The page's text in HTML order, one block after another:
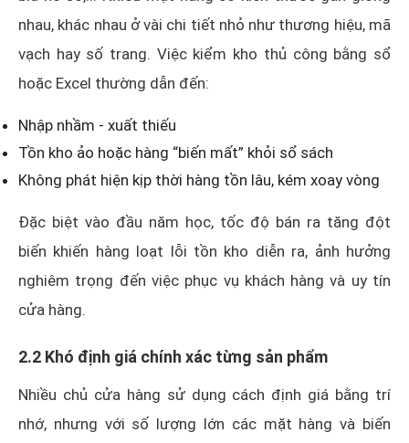
nhau, khác nhau ở vài chi tiết nhỏ như thương hiệu, mã
vạch hay số trang. Việc kiểm kho thủ công bằng sổ
hoặc Excel thường dẫn đến:
Nhập nhầm - xuất thiếu
Tồn kho ảo hoặc hàng “biến mất” khỏi sổ sách
Không phát hiện kịp thời hàng tồn lâu, kém xoay vòng
Đặc biệt vào đầu năm học, tốc độ bán ra tăng đột
biến khiến hàng loạt lỗi tồn kho diễn ra, ảnh hưởng
nghiêm trọng đến việc phục vụ khách hàng và uy tín
cửa hàng.
2.2 Khó định giá chính xác từng sản phẩm
Nhiều chủ cửa hàng sử dụng cách định giá bằng trí
nhớ, nhưng với số lượng lớn các mặt hàng và biến